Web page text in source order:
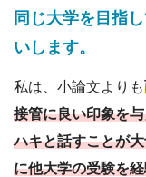
同じ大学を目指
いします。
私は、小論文よりも
接管に良い印象を
ハキと話すことが
に他大学の受験を